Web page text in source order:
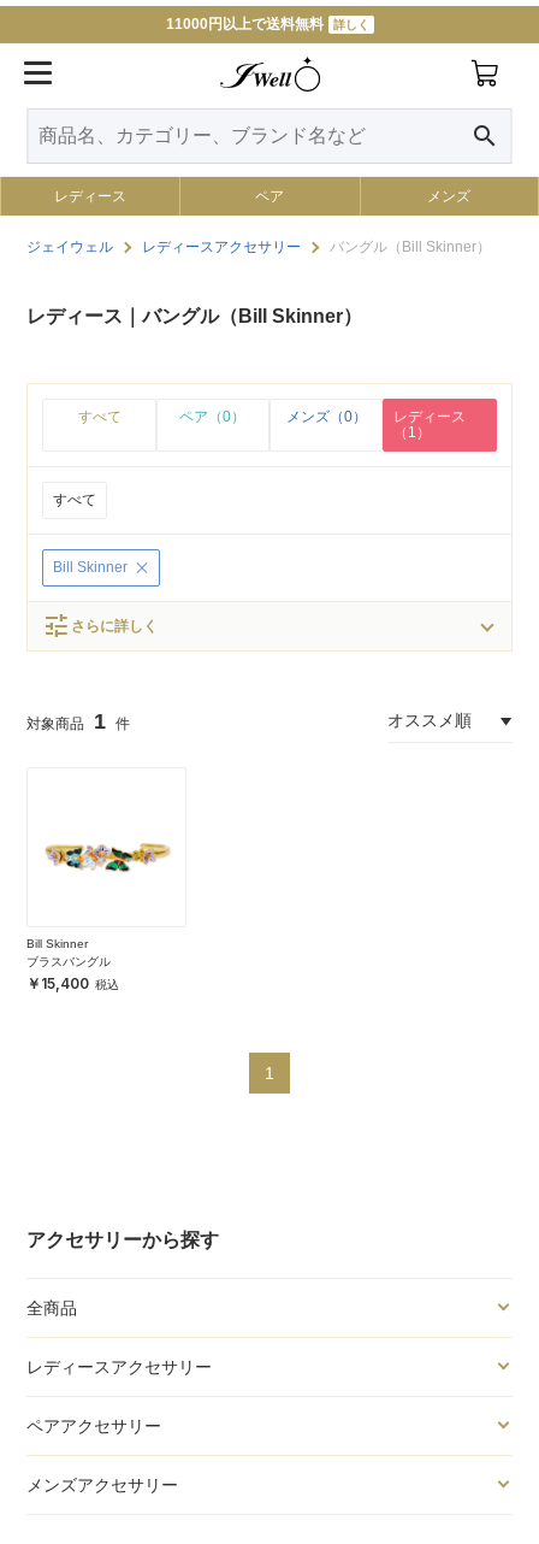
11000円以上で送料無料 詳しく
search
レディース ペア メンズ
ジェイウェル レディースアクセサリー バングル（Bill Skinner）
アクセサリーから探す
全商品
レディースアクセサリー
ペアアクセサリー
メンズアクセサリー
レディース｜バングル（Bill Skinner）
すべて ペア（0） メンズ（0）
レディース
（1）
すべて
Bill Skinner
tune さらに詳しく
1
Bill Skinner
ブラスバングル
15,400
1